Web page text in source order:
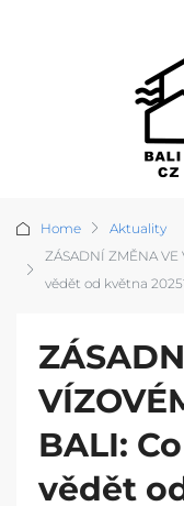
Home
Aktuality
ZÁSADNÍ ZMĚNA
vědět od května
BALI:
vědět